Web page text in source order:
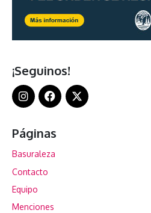
¡Seguinos!
Páginas
Basuraleza
Contacto
Equipo
Menciones